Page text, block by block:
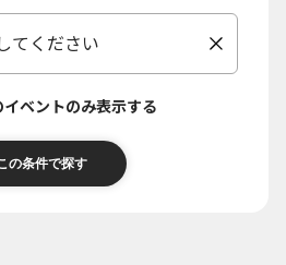
てください
イベントのみ表示する